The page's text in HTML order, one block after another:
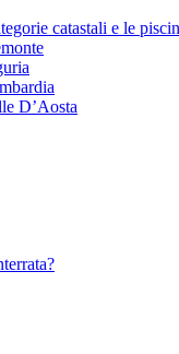
catastali e le
D’Aosta